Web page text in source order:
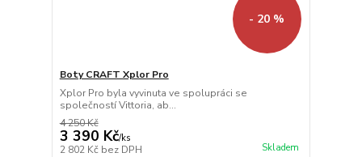
- 20 %
Boty CRAFT Xplor Pro
Xplor Pro byla vyvinuta ve spolupráci se
společností Vittoria, ab...
4 250 Kč
3 390 Kč/ks
2 802 Kč bez DPH Skladem